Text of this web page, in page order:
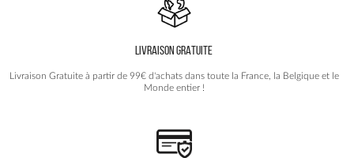
LIVRAISON GRATUITE
Livraison Gratuite à partir de 99€ d'achats dans toute la France, la Belgique et le
Monde entier !